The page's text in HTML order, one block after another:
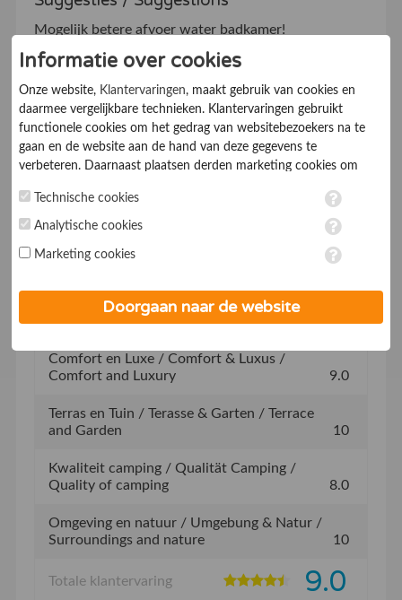
Mogelijk betere afvoer water badkamer!
Klantvriendelijkheid / Kundenfreundlichkeit
/ Customer service
10
Informatieverstrekking / Qualität der
Information / Information quality
Afspraken nakomen / Erfüllen Zusagen /
10
Inrichting Chalet / Ausstattung / Interior 10
Inventaris / Inventar / Inventory 10
Comfort en Luxe / Comfort & Luxus /
Comfort and Luxury
9.0
Terras en Tuin / Terasse & Garten / Terrace
and Garden
10
Kwaliteit camping / Qualität Camping /
Quality of camping
8.0
Omgeving en natuur / Umgebung & Natur /
Surroundings and nature
10
Totale klantervaring 9.0
Informatie over cookies
Onze website, Klantervaringen, maakt gebruik van cookies en
daarmee vergelijkbare technieken. Klantervaringen gebruikt
functionele cookies om het gedrag van websitebezoekers na te
gaan en de website aan de hand van deze gegevens te
verbeteren. Daarnaast plaatsen derden marketing cookies om
marketing cookies worden persoonsgegevens verwerkt. Je geeft
toestemming voor deze verwerking wanneer je hieronder een
op ieder moment aanpassen in de
. Lees voor meer
Technische cookies
Analytische cookies
Marketing cookies
Doorgaan naar de website